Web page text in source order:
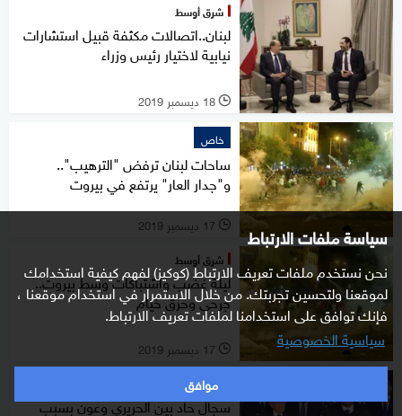
سياسة ملفات الارتباط
نحن نستخدم ملفات تعريف الارتباط (كوكيز) لفهم كيفية استخدامك
لموقعنا ولتحسين تجربتك. من خلال الاستمرار في استخدام موقعنا ،
فإنك توافق على استخدامنا لملفات تعريف الارتباط.
سياسية الخصوصية
موافق
شرق أوسط
لبنان..اتصالات مكثفة قبيل استشارات
نيابية لاختيار رئيس وزراء
l 18 ديسمبر 2019
خاص
ساحات لبنان ترفض "الترهيب"..
و"جدار العار" يرتفع في بيروت
l 17 ديسمبر 2019
شرق أوسط
ليلة غضب واشتباكات وسط بيروت..
جرحى وحرق خيام
l 17 ديسمبر 2019
شرق أوسط
سجال حاد بين الحريري وعون بسبب